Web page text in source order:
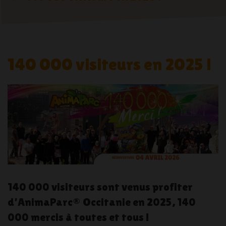
140 000 visiteurs en 2025 !
140 000 visiteurs sont venus profiter
d’AnimaParc® Occitanie en 2025, 140
000 mercis à toutes et tous !